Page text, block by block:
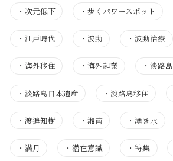
・ 次元低下 ・歩くパワースポット
・ 江戸時代 ・波動 ・波動治療
・ 海外移住 ・海外起業 ・淡路島
・ 淡路島日本遺産 ・淡路島移住
・ 渡邉知樹 ・湘南 ・湧き水
・ 満月 ・潜在意識 ・特集